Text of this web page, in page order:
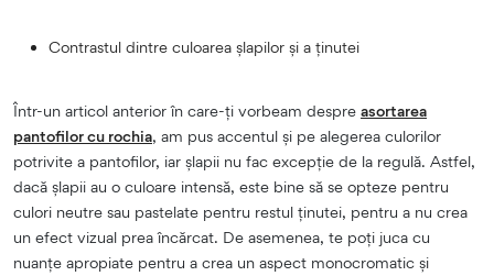
Contrastul dintre culoarea șlapilor și a ținutei
Într-un articol anterior în care-ți vorbeam despre asortarea
pantofilor cu rochia, am pus accentul și pe alegerea culorilor
potrivite a pantofilor, iar șlapii nu fac excepție de la regulă. Astfel,
dacă șlapii au o culoare intensă, este bine să se opteze pentru
culori neutre sau pastelate pentru restul ținutei, pentru a nu crea
un efect vizual prea încărcat. De asemenea, te poți juca cu
nuanțe apropiate pentru a crea un aspect monocromatic și